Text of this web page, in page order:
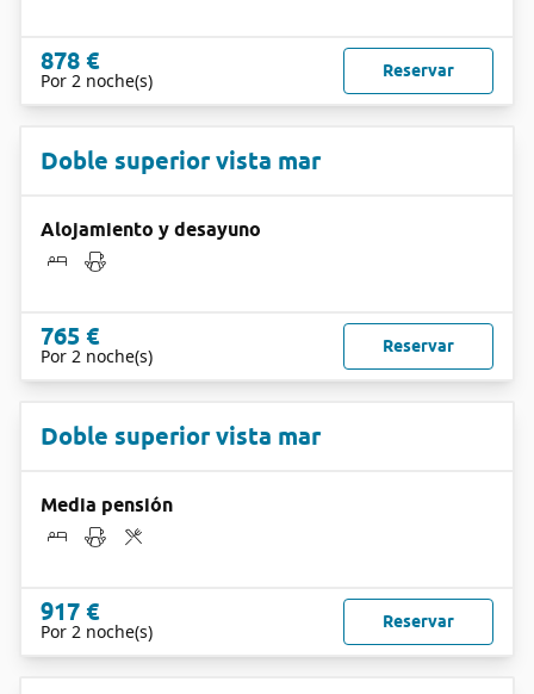
878 €
Por 2 noche(s) Reservar
Doble superior vista mar
Alojamiento y desayuno
765 €
Por 2 noche(s) Reservar
Doble superior vista mar
Media pensión
917 €
Por 2 noche(s) Reservar